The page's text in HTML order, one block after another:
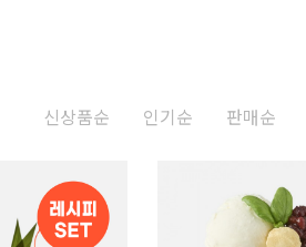
신상품순 인기순 판매순